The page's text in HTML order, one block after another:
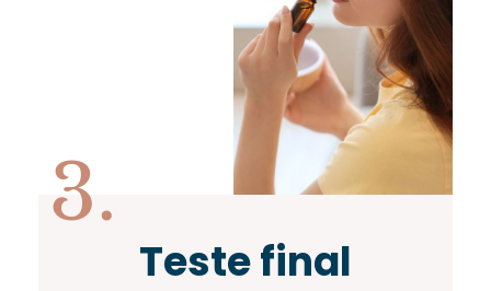
3.
Teste final